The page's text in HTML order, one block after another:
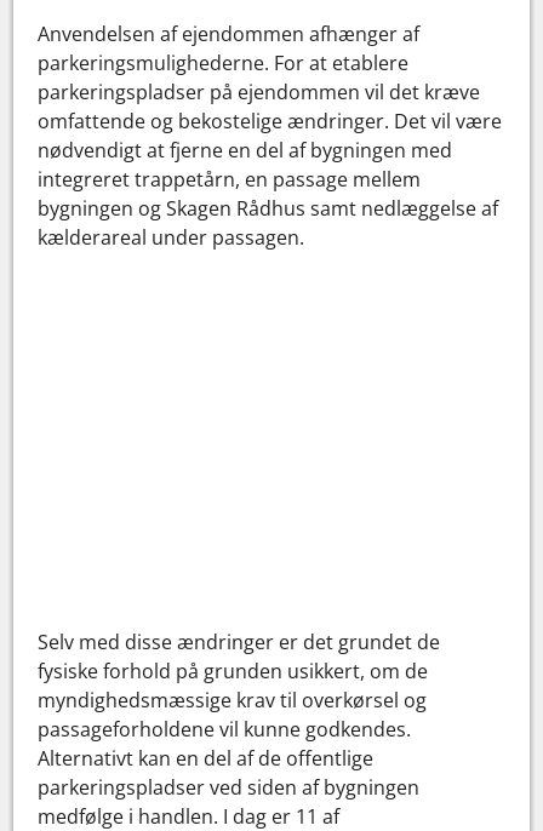
Anvendelsen af ejendommen afhænger af
parkeringsmulighederne. For at etablere
parkeringspladser på ejendommen vil det kræve
omfattende og bekostelige ændringer. Det vil være
nødvendigt at fjerne en del af bygningen med
integreret trappetårn, en passage mellem
bygningen og Skagen Rådhus samt nedlæggelse af
kælderareal under passagen.
Selv med disse ændringer er det grundet de
fysiske forhold på grunden usikkert, om de
myndighedsmæssige krav til overkørsel og
passageforholdene vil kunne godkendes.
Alternativt kan en del af de offentlige
parkeringspladser ved siden af bygningen
medfølge i handlen. I dag er 11 af